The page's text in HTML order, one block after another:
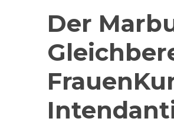
Der